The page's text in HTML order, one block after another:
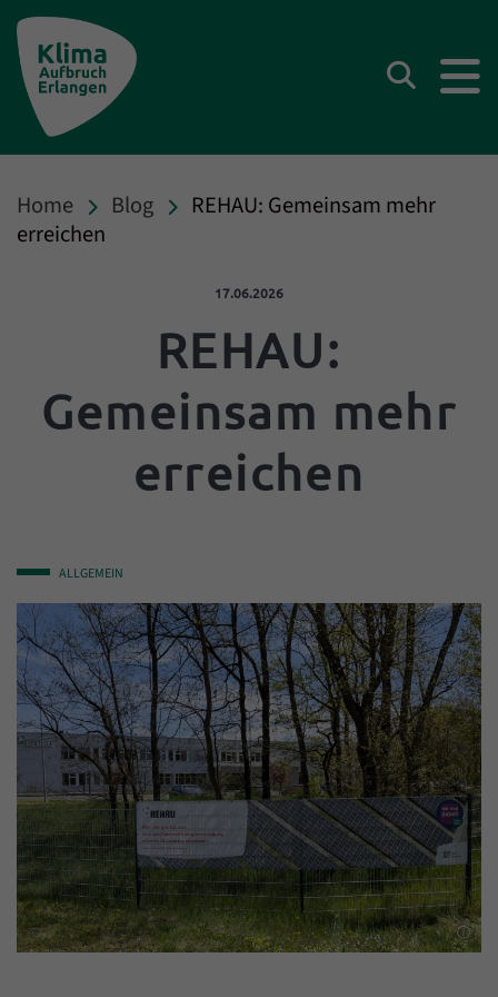
Suchen
Home Blog
REHAU: Gemeinsam mehr
erreichen
Veröffentlicht am:
17.06.2026
REHAU:
Gemeinsam mehr
erreichen
ALLGEMEIN